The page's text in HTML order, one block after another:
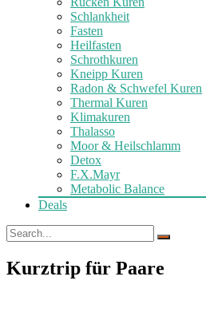
Schlankheit
Fasten
Heilfasten
Schrothkuren
Kneipp Kuren
Radon & Schwefel Kuren
Thermal Kuren
Klimakuren
Thalasso
Moor & Heilschlamm
Detox
F.X.Mayr
Metabolic Balance
Deals
Kurztrip für Paare